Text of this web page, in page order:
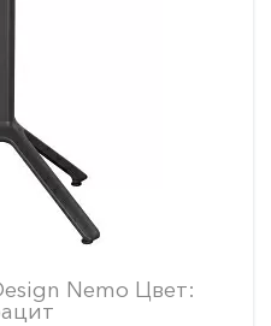
Nemo Цвет: